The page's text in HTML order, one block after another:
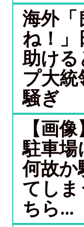
海外「
ね！」
助ける
プ大
騒ぎ
【画
駐車場
何故か
てし
ちら...